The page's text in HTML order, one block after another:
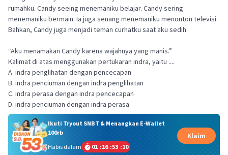
rumahku. Candy seeing menemaniku belajar. Candy sering
menemaniku bermain. Ia juga senang menemaniku menonton televisi.
Bahkan, Candy juga menjadi teman curhatku saat aku sedih.
“Aku menamakan Candy karena wajahnya yang manis.”
Kalimat di atas menggunakan pertukaran indra, yaitu ....
A. indra penglihatan dengan pencecapan
B. indra penciuman dengan indra penglihatan
C. indra perasa dengan indra pencecapan
D. indra penciuman dengan indra perasa
Ikuti Tryout SNBT & Menangkan E-Wallet
100rb
Habis dalam
01 :16 :53 :10
Klaim